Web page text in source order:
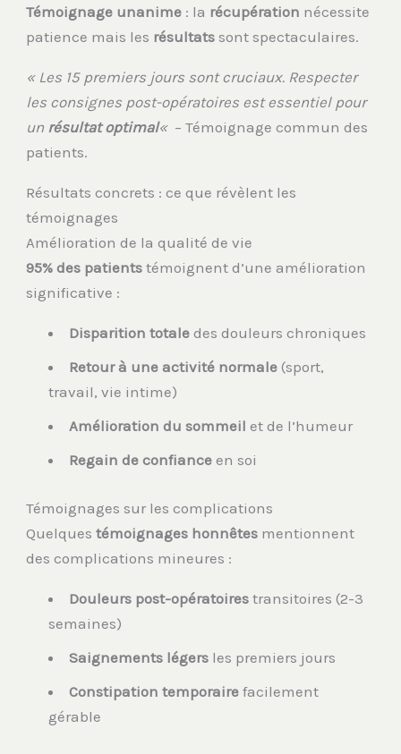
Témoignage unanime : la récupération nécessite
patience mais les résultats sont spectaculaires.
« Les 15 premiers jours sont cruciaux. Respecter
les consignes post-opératoires est essentiel pour
un résultat optimal« – Témoignage commun des
patients.
Résultats concrets : ce que révèlent les
témoignages
Amélioration de la qualité de vie
95% des patients témoignent d’une amélioration
significative :
Disparition totale des douleurs chroniques
Retour à une activité normale (sport,
travail, vie intime)
Amélioration du sommeil et de l’humeur
Regain de confiance en soi
Témoignages sur les complications
Quelquestémoignages honnêtes mentionnent
des complications mineures :
Douleurs post-opératoires transitoires (2-3
semaines)
Saignements légers les premiers jours
Constipation temporaire facilement
gérable